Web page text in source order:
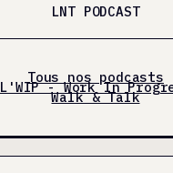
LNT PODCAST
Tous nos podcasts
L'WIP - Work In
Walk & Talk